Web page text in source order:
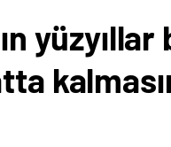
yüzyıllar